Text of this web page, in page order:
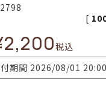
2,200税込
[
期間 2026/08/01 20:00